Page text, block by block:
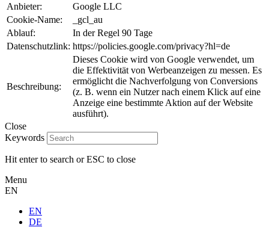
Anbieter:
Google LLC
Cookie-Name:
_gcl_au
Ablauf:
In der Regel 90 Tage
Datenschutzlink: https://policies.google.com/privacy?hl=de
Beschreibung:
Dieses Cookie wird von Google verwendet, um
die Effektivität von Werbeanzeigen zu messen. Es
ermöglicht die Nachverfolgung von Conversions
(z. B. wenn ein Nutzer nach einem Klick auf eine
Anzeige eine bestimmte Aktion auf der Website
ausführt).
Close
Keywords
Hit enter to search or ESC to close
Menu
EN
EN
DE